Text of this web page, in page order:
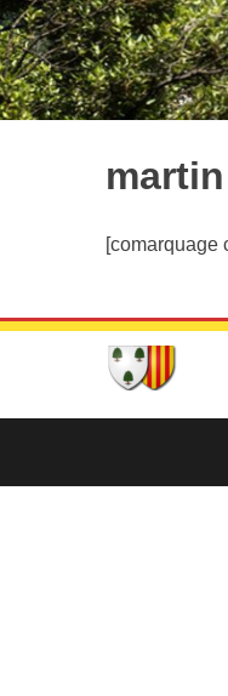
martin
[comarquage